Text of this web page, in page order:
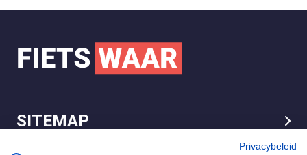
SITEMAP
LEGAL
Privacybeleid